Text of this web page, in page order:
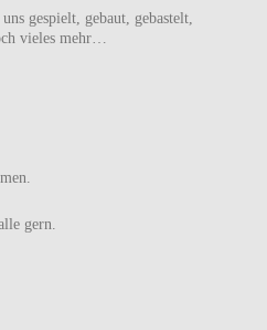
gespielt, gebaut, gebastelt,
vieles mehr…
gern.